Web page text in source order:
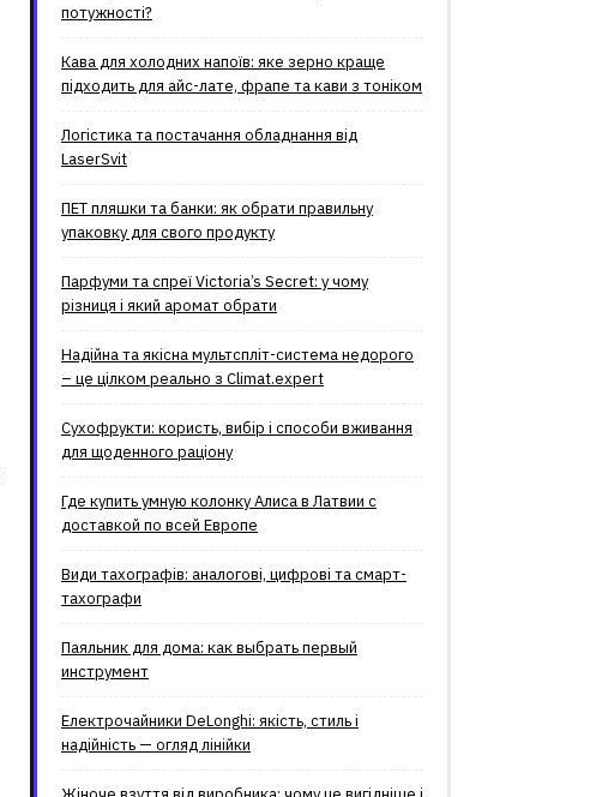
потужності?
Кава для холодних напоїв: яке зерно краще
підходить для айс-лате, фрапе та кави з тоніком
Логістика та постачання обладнання від
LaserSvit
ПЕТ пляшки та банки: як обрати правильну
упаковку для свого продукту
Парфуми та спреї Victoria’s Secret: у чому
різниця і який аромат обрати
Надійна та якісна мультспліт-система недорого
– це цілком реально з Climat.еxpert
Сухофрукти: користь, вибір і способи вживання
для щоденного раціону
Где купить умную колонку Алиса в Латвии с
доставкой по всей Европе
Види тахографів: аналогові, цифрові та смарт-
тахографи
Паяльник для дома: как выбрать первый
инструмент
Електрочайники DeLonghi: якість, стиль і
надійність — огляд лінійки